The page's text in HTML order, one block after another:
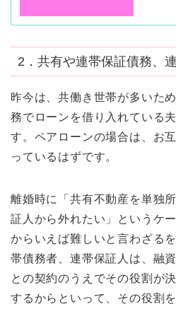
2．共有や連帯保証債務、
昨今は、共働き世帯が多いた
務でローンを借り入れている
す。ペアローンの場合は、お
っているはずです。
離婚時に「共有不動産を単独
証人から外れたい」というケ
からいえば難しいと言わざる
帯債務者、連帯保証人は、融
との契約のうえでその役割が
するからといって、その役割